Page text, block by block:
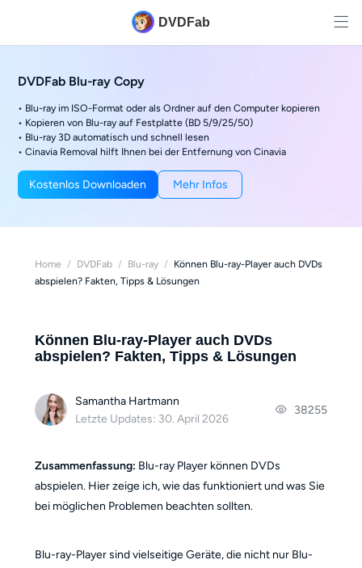
DVDFab
DVDFab Blu-ray Copy
• Blu-ray im ISO-Format oder als Ordner auf den Computer kopieren
• Kopieren von Blu-ray auf Festplatte (BD 5/9/25/50)
• Blu-ray 3D automatisch und schnell lesen
• Cinavia Removal hilft Ihnen bei der Entfernung von Cinavia
Kostenlos Downloaden Mehr Infos
Home / DVDFab / Blu-ray / Können Blu-ray-Player auch DVDs
abspielen? Fakten, Tipps & Lösungen
Können Blu-ray-Player auch DVDs
abspielen? Fakten, Tipps & Lösungen
Samantha Hartmann
Letzte Updates: 30. April 2026
38255
Zusammenfassung: Blu-ray Player können DVDs
abspielen. Hier zeige ich, wie das funktioniert und was Sie
bei möglichen Problemen beachten sollten.
Blu-ray-Player sind vielseitige Geräte, die nicht nur Blu-